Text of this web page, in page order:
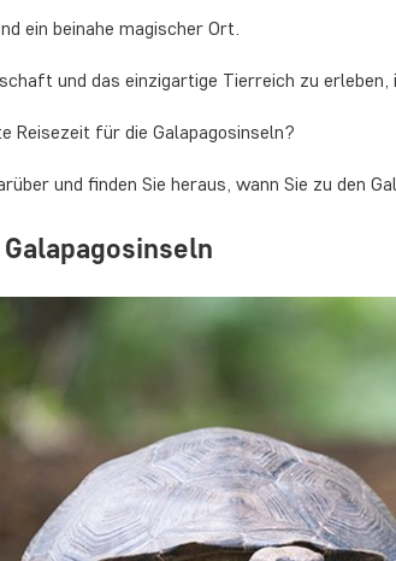
ein beinahe magischer Ort.
und das einzigartige Tierreich zu erleben,
Reisezeit für die Galapagosinseln?
und finden Sie heraus, wann Sie zu den